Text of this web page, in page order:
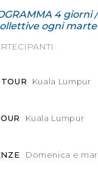
4 giorni
ogni
Kuala Lumpur
Kuala Lumpur
Domenica e